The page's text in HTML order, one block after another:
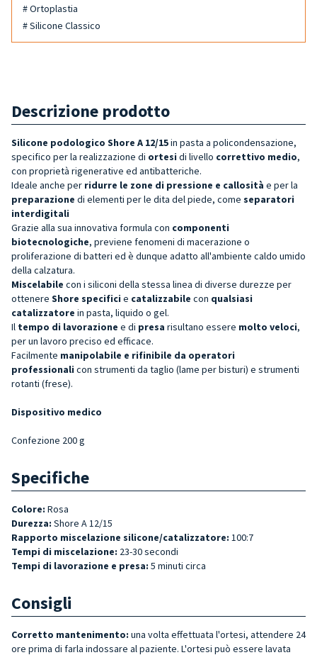
# Ortoplastia
# Silicone Classico
Descrizione prodotto
Silicone podologico Shore A 12/15in pasta a policondensazione,
specifico per la realizzazione di ortesi di livello correttivo medio,
con proprietà rigenerative ed antibatteriche.
Ideale anche per ridurre le zone di pressione e callosità e per la
preparazione di elementi per le dita del piede, come separatori
interdigitali
Grazie alla sua innovativa formula con componenti
biotecnologiche, previene fenomeni di macerazione o
proliferazione di batteri ed è dunque adatto all'ambiente caldo umido
della calzatura.
Miscelabile con i siliconi della stessa linea di diverse durezze per
ottenere Shore specifici e catalizzabile con qualsiasi
catalizzatore in pasta, liquido o gel.
Il tempo di lavorazione e di presa risultano essere molto veloci,
per un lavoro preciso ed efficace.
Facilmente manipolabile e rifinibile da operatori
professionali con strumenti da taglio (lame per bisturi) e strumenti
rotanti (frese).
Dispositivo medico
Confezione 200 g
Specifiche
Colore: Rosa
Durezza: Shore A 12/15
Rapporto miscelazione silicone/catalizzatore: 100:7
Tempi di miscelazione: 23-30 secondi
Tempi di lavorazione e presa: 5 minuti circa
Consigli
Corretto mantenimento: una volta effettuata l'ortesi, attendere 24
ore prima di farla indossare al paziente. L'ortesi può essere lavata